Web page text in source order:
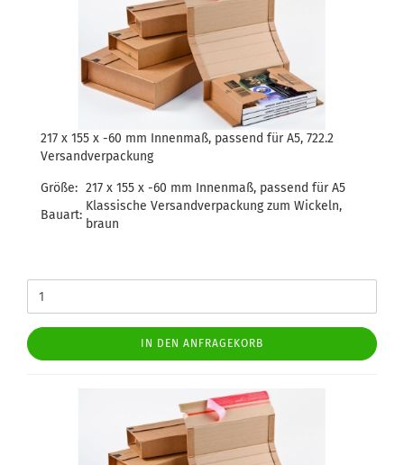
217 x 155 x -60 mm Innenmaß, passend für A5, 722.2
Versandverpackung
Größe: 217 x 155 x -60 mm Innenmaß, passend für A5
Bauart:
Klassische Versandverpackung zum Wickeln,
braun
IN DEN ANFRAGEKORB